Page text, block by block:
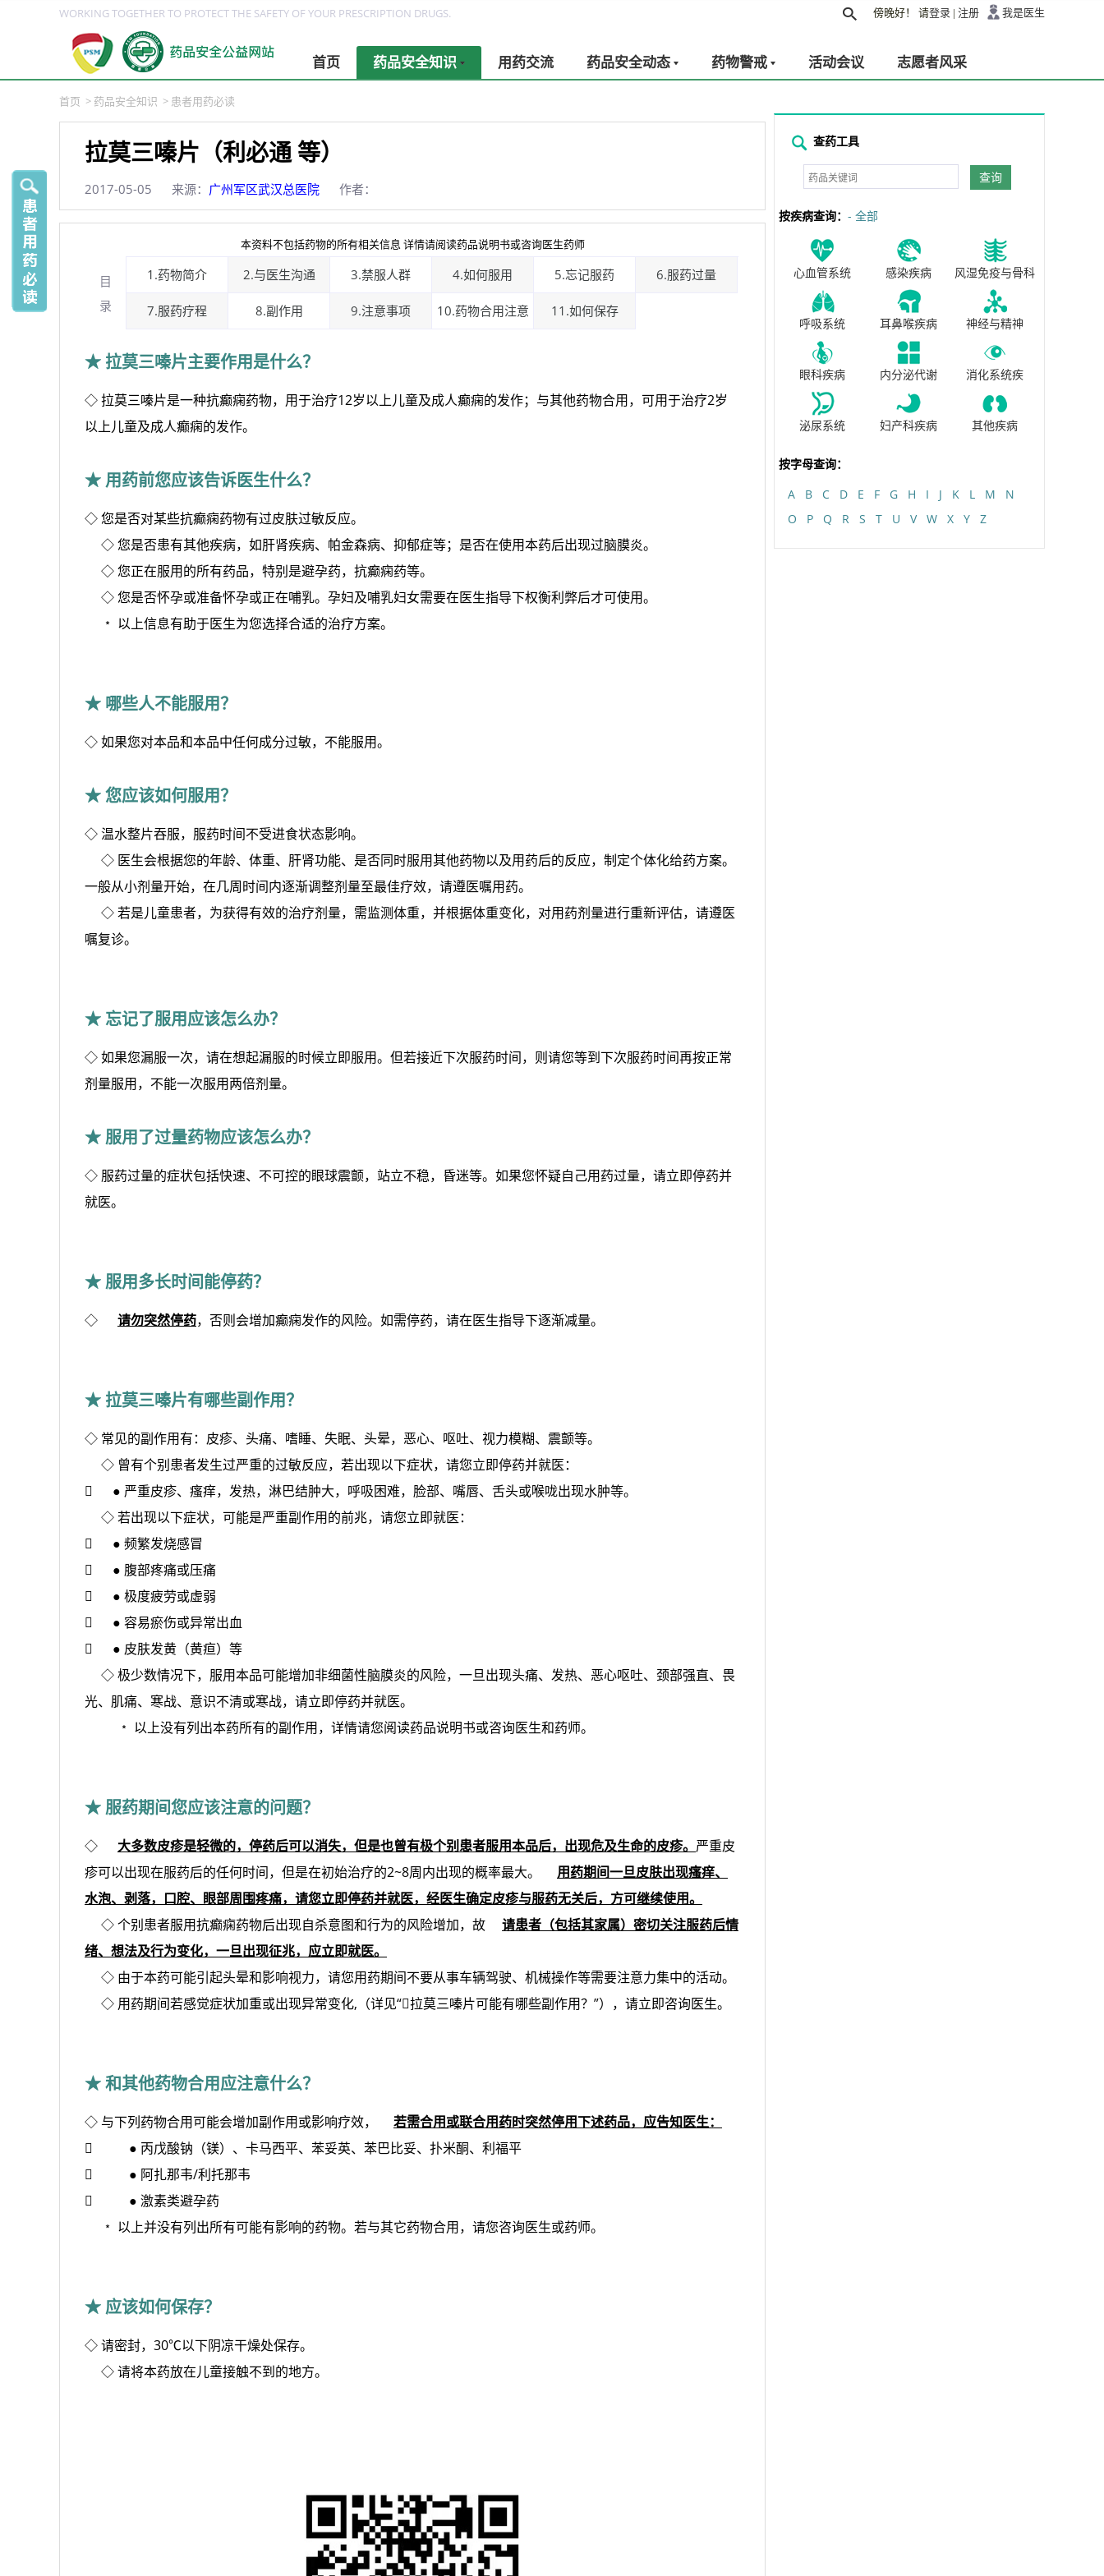
WORKING TOGETHER TO PROTECT THE SAFETY OF YOUR PRESCRIPTION DRUGS. 傍晚好！ 请登录 | 注册 我是医生
首页 药品安全知识 用药交流 药品安全动态 药物警戒 活动会议 志愿者风采
首页 > 药品安全知识 > 患者用药必读
拉莫三嗪片（利必通 等）
2017-05-05 来源： 广州军区武汉总医院 作者：
本资料不包括药物的所有相关信息 详情请阅读药品说明书或咨询医生药师
目
录
1.药物简介 2.与医生沟通 3.禁服人群 4.如何服用 5.忘记服药 6.服药过量
7.服药疗程 8.副作用 9.注意事项 10.药物合用注意 11.如何保存
★ 拉莫三嗪片主要作用是什么？
◇ 拉莫三嗪片是一种抗癫痫药物，用于治疗12岁以上儿童及成人癫痫的发作；与其他药物合用，可用于治疗2岁
以上儿童及成人癫痫的发作。
★ 用药前您应该告诉医生什么？
◇ 您是否对某些抗癫痫药物有过皮肤过敏反应。
◇ 您是否患有其他疾病，如肝肾疾病、帕金森病、抑郁症等；是否在使用本药后出现过脑膜炎。
◇ 您正在服用的所有药品，特别是避孕药，抗癫痫药等。
◇ 您是否怀孕或准备怀孕或正在哺乳。孕妇及哺乳妇女需要在医生指导下权衡利弊后才可使用。
﹡ 以上信息有助于医生为您选择合适的治疗方案。
★ 哪些人不能服用？
◇ 如果您对本品和本品中任何成分过敏，不能服用。
★ 您应该如何服用？
◇ 温水整片吞服，服药时间不受进食状态影响。
◇ 医生会根据您的年龄、体重、肝肾功能、是否同时服用其他药物以及用药后的反应，制定个体化给药方案。
一般从小剂量开始，在几周时间内逐渐调整剂量至最佳疗效，请遵医嘱用药。
◇ 若是儿童患者，为获得有效的治疗剂量，需监测体重，并根据体重变化，对用药剂量进行重新评估，请遵医
嘱复诊。
★ 忘记了服用应该怎么办？
◇ 如果您漏服一次，请在想起漏服的时候立即服用。但若接近下次服药时间，则请您等到下次服药时间再按正常
剂量服用，不能一次服用两倍剂量。
★ 服用了过量药物应该怎么办？
◇ 服药过量的症状包括快速、不可控的眼球震颤，站立不稳，昏迷等。如果您怀疑自己用药过量，请立即停药并
就医。
★ 服用多长时间能停药？
◇ 请勿突然停药，否则会增加癫痫发作的风险。如需停药，请在医生指导下逐渐减量。
★ 拉莫三嗪片有哪些副作用？
◇ 常见的副作用有：皮疹、头痛、嗜睡、失眠、头晕，恶心、呕吐、视力模糊、震颤等。
◇ 曾有个别患者发生过严重的过敏反应，若出现以下症状，请您立即停药并就医：

● 严重皮疹、瘙痒，发热，淋巴结肿大，呼吸困难，脸部、嘴唇、舌头或喉咙出现水肿等。
◇ 若出现以下症状，可能是严重副作用的前兆，请您立即就医：

● 频繁发烧感冒

● 腹部疼痛或压痛

● 极度疲劳或虚弱

● 容易瘀伤或异常出血

● 皮肤发黄（黄疸）等
◇ 极少数情况下，服用本品可能增加非细菌性脑膜炎的风险，一旦出现头痛、发热、恶心呕吐、颈部强直、畏
光、肌痛、寒战、意识不清或寒战，请立即停药并就医。
﹡ 以上没有列出本药所有的副作用，详情请您阅读药品说明书或咨询医生和药师。
★ 服药期间您应该注意的问题？
◇ 大多数皮疹是轻微的，停药后可以消失，但是也曾有极个别患者服用本品后，出现危及生命的皮疹。 严重皮
疹可以出现在服药后的任何时间，但是在初始治疗的2~8周内出现的概率最大。
用药期间一旦皮肤出现瘙痒、
水泡、剥落，口腔、眼部周围疼痛，请您立即停药并就医，经医生确定皮疹与服药无关后，方可继续使用。
◇ 个别患者服用抗癫痫药物后出现自杀意图和行为的风险增加，故
请患者（包括其家属）密切关注服药后情
绪、想法及行为变化，一旦出现征兆，应立即就医。
◇ 由于本药可能引起头晕和影响视力，请您用药期间不要从事车辆驾驶、机械操作等需要注意力集中的活动。
◇ 用药期间若感觉症状加重或出现异常变化,（详见“拉莫三嗪片可能有哪些副作用？”），请立即咨询医生。
★ 和其他药物合用应注意什么？
◇ 与下列药物合用可能会增加副作用或影响疗效，
若需合用或联合用药时突然停用下述药品，应告知医生：

● 丙戊酸钠（镁）、卡马西平、苯妥英、苯巴比妥、扑米酮、利福平

● 阿扎那韦/利托那韦

● 激素类避孕药
﹡ 以上并没有列出所有可能有影响的药物。若与其它药物合用，请您咨询医生或药师。
★ 应该如何保存？
◇ 请密封，30℃以下阴凉干燥处保存。
◇ 请将本药放在儿童接触不到的地方。
查药工具
查询
按疾病查询： - 全部
心血管系统 感染疾病 风湿免疫与骨科
呼吸系统 耳鼻喉疾病 神经与精神
眼科疾病 内分泌代谢 消化系统疾
泌尿系统 妇产科疾病 其他疾病
按字母查询：
A
B C D E F G H I J K L M
N
O
P Q R S T U V W X Y Z